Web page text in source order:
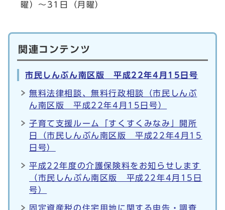
曜）～31日（月曜）
関連コンテンツ
市民しんぶん南区版 平成22年4月15日号
無料法律相談、無料行政相談（市民しんぶ
ん南区版 平成22年4月15日号）
子育て支援ルーム「すくすくみなみ」開所
日（市民しんぶん南区版 平成22年4月15
日号）
平成22年度の介護保険料をお知らせします
（市民しんぶん南区版 平成22年4月15日
号）
固定資産税の住宅用地に関する申告・調査